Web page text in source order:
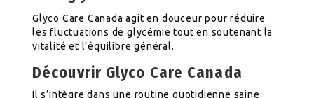
Glyco Care Canada agit en douceur pour réduire
les fluctuations de glycémie tout en soutenant la
vitalité et l’équilibre général.
Découvrir Glyco Care Canada
Il s’intègre dans une routine quotidienne saine.